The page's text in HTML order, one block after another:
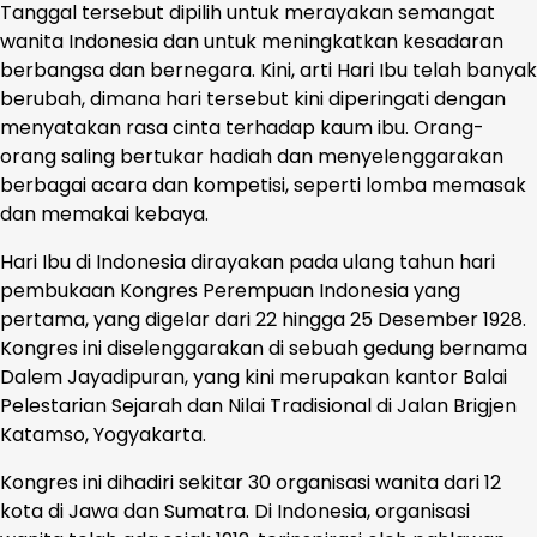
Tanggal tersebut dipilih untuk merayakan semangat
wanita Indonesia dan untuk meningkatkan kesadaran
berbangsa dan bernegara. Kini, arti Hari Ibu telah banyak
berubah, dimana hari tersebut kini diperingati dengan
menyatakan rasa cinta terhadap kaum ibu. Orang-
orang saling bertukar hadiah dan menyelenggarakan
berbagai acara dan kompetisi, seperti lomba memasak
dan memakai kebaya.
Hari Ibu di Indonesia dirayakan pada ulang tahun hari
pembukaan Kongres Perempuan Indonesia yang
pertama, yang digelar dari 22 hingga 25 Desember 1928.
Kongres ini diselenggarakan di sebuah gedung bernama
Dalem Jayadipuran, yang kini merupakan kantor Balai
Pelestarian Sejarah dan Nilai Tradisional di Jalan Brigjen
Katamso, Yogyakarta.
Kongres ini dihadiri sekitar 30 organisasi wanita dari 12
kota di Jawa dan Sumatra. Di Indonesia, organisasi